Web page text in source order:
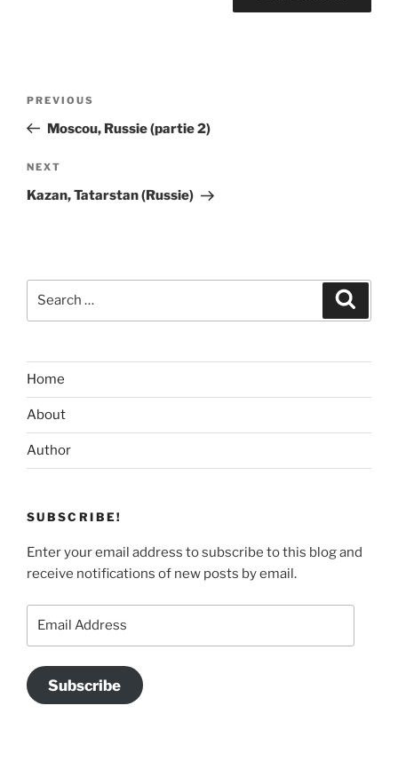
Previous
Post
PREVIOUS
Moscou, Russie (partie 2)
Next
Post
NEXT
Kazan, Tatarstan (Russie)
Home
About
Author
SUBSCRIBE!
Enter your email address to subscribe to this blog and
receive notifications of new posts by email.
Subscribe